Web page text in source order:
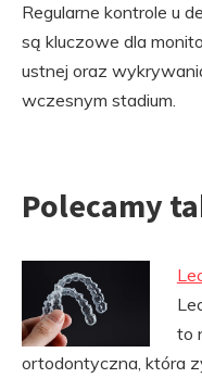
Regularne kontrole u
są kluczowe dla
ustnej oraz
wczesnym stadium.
Polecamy
to
ortodontyczna, która